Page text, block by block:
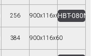
256 900x116x60HBT-080N--4H
384 900x116x60